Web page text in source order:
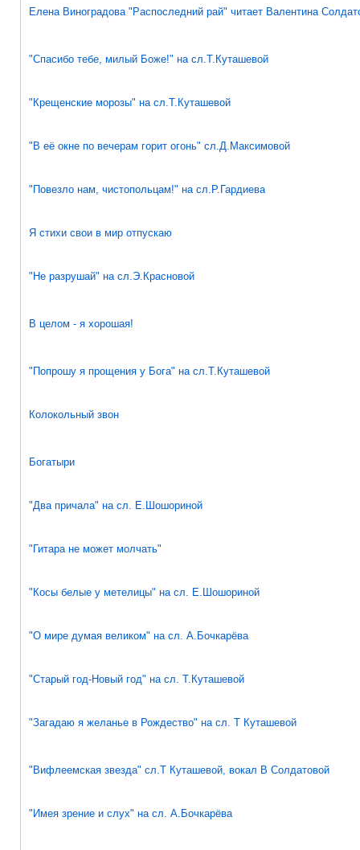
Елена Виноградова "Распоследний рай" читает Валентина
"Спасибо тебе, милый Боже!" на сл.Т.Куташевой
"Крещенские морозы" на сл.Т.Куташевой
"В её окне по вечерам горит огонь" сл.Д.Максимовой
"Повезло нам, чистопольцам!" на сл.Р.Гардиева
Я стихи свои в мир отпускаю
"Не разрушай" на сл.Э.Красновой
В целом - я хорошая!
"Попрошу я прощения у Бога" на сл.Т.Куташевой
Колокольный звон
Богатыри
"Два причала" на сл. Е.Шошориной
"Гитара не может молчать"
"Косы белые у метелицы" на сл. Е.Шошориной
"О мире думая великом" на сл. А.Бочкарёва
"Старый год-Новый год" на сл. Т.Куташевой
"Загадаю я желанье в Рождество" на сл. Т Куташевой
"Вифлеемская звезда" сл.Т Куташевой, вокал В Солдатовой
"Имея зрение и слух" на сл. А.Бочкарёва